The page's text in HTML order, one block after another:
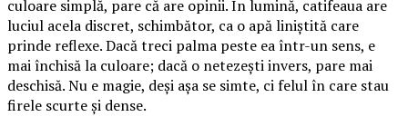
culoare simplă, pare că are opinii. În lumină, catifeaua are
luciul acela discret, schimbător, ca o apă liniștită care
prinde reflexe. Dacă treci palma peste ea într-un sens, e
mai închisă la culoare; dacă o netezești invers, pare mai
deschisă. Nu e magie, deși așa se simte, ci felul în care stau
firele scurte și dense.